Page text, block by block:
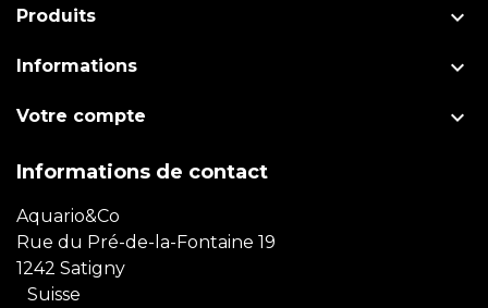
Produits 
Informations 
Votre compte 
Informations de contact
Aquario&Co
Rue du Pré-de-la-Fontaine 19
1242 Satigny
Suisse